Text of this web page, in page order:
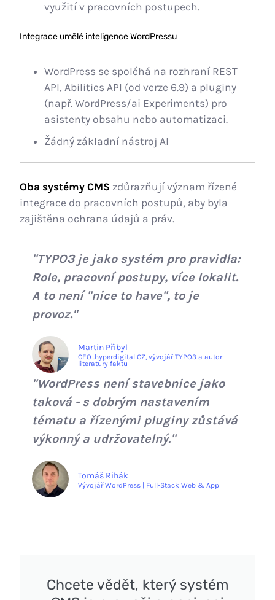
využití v pracovních postupech.
Integrace umělé inteligence WordPressu
WordPress se spoléhá na rozhraní REST
API, Abilities API (od verze 6.9) a pluginy
(např. WordPress/ai Experiments) pro
asistenty obsahu nebo automatizaci.
Žádný základní nástroj AI
Oba systémy CMS zdůrazňují význam řízené
integrace do pracovních postupů, aby byla
zajištěna ochrana údajů a práv.
"TYPO3 je jako systém pro pravidla:
Role, pracovní postupy, více lokalit.
A to není "nice to have", to je
provoz."
Martin Přibyl
CEO .hyperdigital CZ, vývojář TYPO3 a autor
literatury faktu
"WordPress není stavebnice jako
taková - s dobrým nastavením
tématu a řízenými pluginy zůstává
výkonný a udržovatelný."
Tomáš Rihák
Vývojář WordPress | Full-Stack Web & App
Chcete vědět, který systém